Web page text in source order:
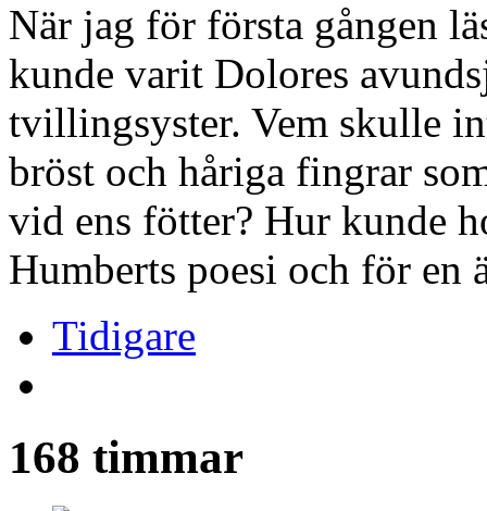
När jag för första gången
kunde varit Dolores
tvillingsyster. Vem skulle
bröst och håriga fingrar
vid ens fötter? Hur kunde
Humberts poesi och för
Tidigare
168 timmar